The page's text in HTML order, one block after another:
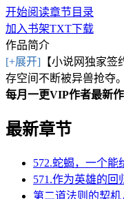
开始阅读章节目录
加入书架TXT下载
作品简介
[+展开] 【小说网独家
存空间不断被异兽抢夺
每月一更VIP作者最新
最新章节
572.蛇蝎，一个能
571.作为英雄的回
第二道法则的契机